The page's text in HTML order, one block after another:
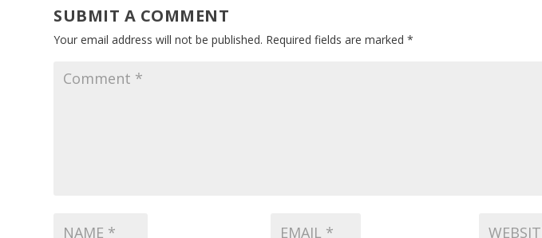
SUBMIT A COMMENT
Your email address will not be published. Required fields are marked*